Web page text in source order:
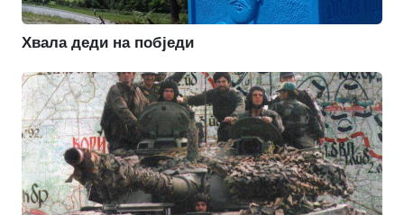
Хвала деди на побједи